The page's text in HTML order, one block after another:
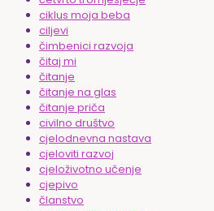
ciklus moja beba
ciljevi
čimbenici razvoja
čitaj mi
čitanje
čitanje na glas
čitanje priča
civilno društvo
cjelodnevna nastava
cjeloviti razvoj
cjeloživotno učenje
cjepivo
članstvo